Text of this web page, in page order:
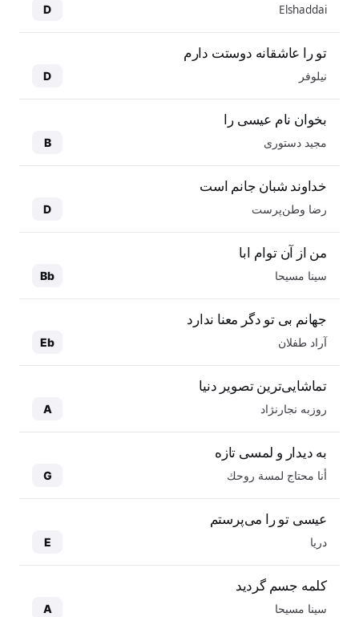
Elshaddai
D
تو را عاشقانه دوستت دارم
نیلوفر D
بخوان نام عیسی را
مجید دستوری B
خداوند شبان جانم است
رضا وطن‌پرست D
من از آن توام ابا
سینا مسیحا Bb
جهانم بی تو دگر معنا ندارد
آراد طفلان Eb
تماشایی‌ترین تصویر دنیا
روزبه نجارنژاد A
به دیدار و لمسی تازه
أنا محتاج لمسة روحك G
عیسی تو را می‌پرستم
دریا E
کلمه جسم گردید
سینا مسیحا A